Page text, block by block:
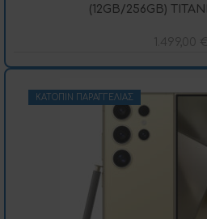
(12GB/256GB)
1.499,00 €
ΚΑΤΌΠΙΝ ΠΑΡΑΓΓΕΛΊΑΣ